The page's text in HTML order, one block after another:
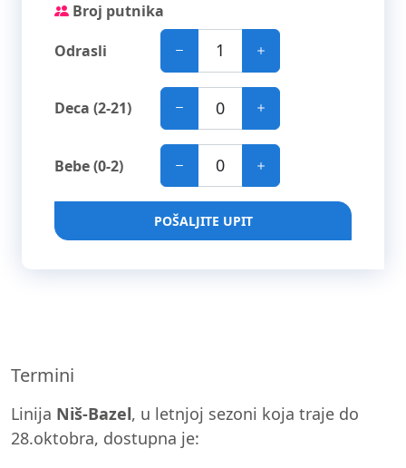
Broj putnika
Odrasli
Deca (2-21)
Bebe (0-2)
POŠALJITE UPIT
Termini
Linija Niš-Bazel, u letnjoj sezoni koja traje do
28.oktobra, dostupna je: